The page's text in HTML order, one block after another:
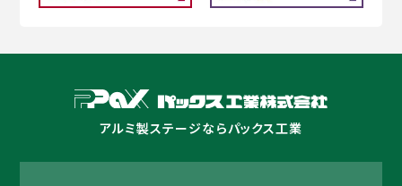
アルミ製ステージならパックス工業